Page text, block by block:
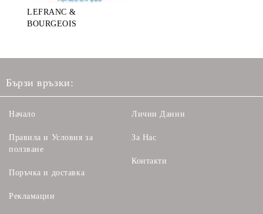
LEFRANC &
BOURGEOIS
Бързи връзки:
Начало
Правила и Условия за
ползване
Поръчка и доставка
Рекламации
Лични Данни
За Нас
Контакти